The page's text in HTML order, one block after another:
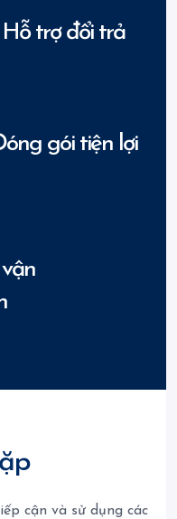
Hỗ trợ đổi trả
gói tiện lợi
cận và sử dụng các